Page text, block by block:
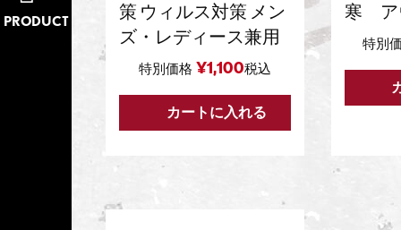
PRODUCT
策 ウィルス対策 メン
ズ・レディース兼用
特別価格 ¥1,100税込
カートに入れる
寒 ア
特別